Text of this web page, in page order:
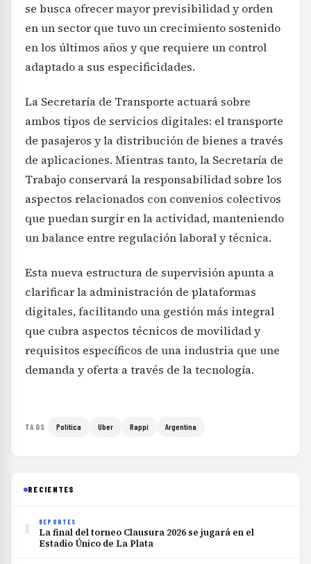
se busca ofrecer mayor previsibilidad y orden
en un sector que tuvo un crecimiento sostenido
en los últimos años y que requiere un control
adaptado a sus especificidades.
La Secretaría de Transporte actuará sobre
ambos tipos de servicios digitales: el transporte
de pasajeros y la distribución de bienes a través
de aplicaciones. Mientras tanto, la Secretaría de
Trabajo conservará la responsabilidad sobre los
aspectos relacionados con convenios colectivos
que puedan surgir en la actividad, manteniendo
un balance entre regulación laboral y técnica.
Esta nueva estructura de supervisión apunta a
clarificar la administración de plataformas
digitales, facilitando una gestión más integral
que cubra aspectos técnicos de movilidad y
requisitos específicos de una industria que une
demanda y oferta a través de la tecnología.
TAGS Política Uber Rappi Argentina
RECIENTES
1 DEPORTES
La final del torneo Clausura 2026 se jugará en el
Estadio Único de La Plata